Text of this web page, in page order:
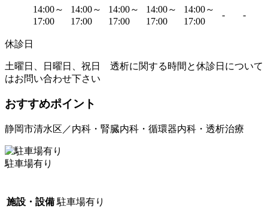
14:00～
17:00
14:00～
17:00
14:00～
17:00
14:00～
17:00
14:00～
17:00
- -
休診日
土曜日、日曜日、祝日 透析に関する時間と休診日について
はお問い合わせ下さい
おすすめポイント
静岡市清水区／内科・腎臓内科・循環器内科・透析治療
駐車場有り
施設・設備 駐車場有り